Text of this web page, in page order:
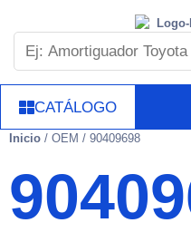
CATÁLOGO
Inicio / OEM / 90409698